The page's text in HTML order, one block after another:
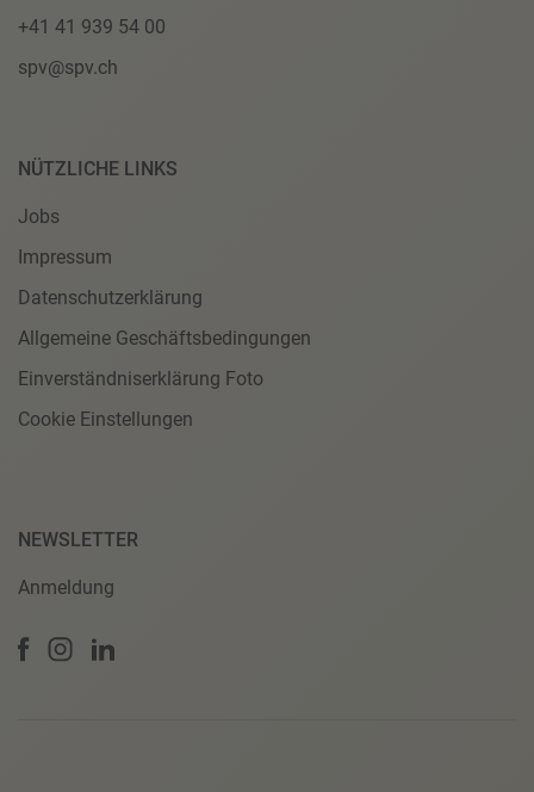
+41 41 939 54 00
spv@spv.ch
NÜTZLICHE LINKS
Jobs
Impressum
Datenschutzerklärung
Allgemeine Geschäftsbedingungen
Einverständniserklärung Foto
Cookie Einstellungen
NEWSLETTER
Anmeldung